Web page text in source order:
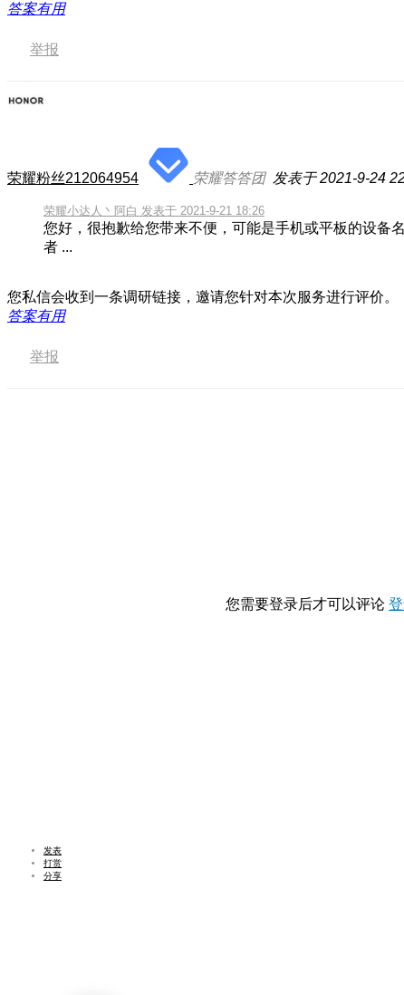
答案有用
举报
荣耀粉丝212064954 荣耀答答团 发表于 2021-9-24
荣耀小达人丶阿白 发表于 2021-9-21 18:26
您好，很抱歉给您带来不便，可能是手机或平板的设备
者 ...
您私信会收到一条调研链接，邀请您针对本次服务进行评价。
答案有用
举报
您需要登录后才可以评论
发表
打赏
分享